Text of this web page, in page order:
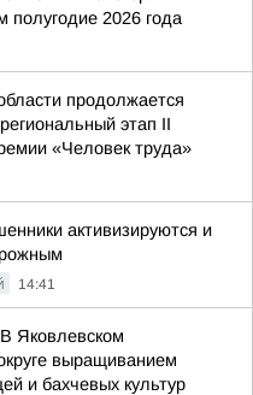
полугодие 2026 года
продолжается
этап II
«Человек труда»
активизируются и
14:41
Яковлевском
выращиванием
и бахчевых культур